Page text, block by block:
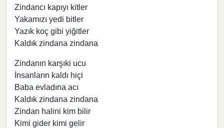
Zindancı kapıyı kitler
Yakamızı yedi bitler
Yazık koç gibi yiğitler
Kaldık zindana zindana
Zindanın karşıki ucu
İnsanların kaldı hiçi
Baba evladına acı
Kaldık zindana zindana
Zindan halini kim bilir
Kimi gider kimi gelir